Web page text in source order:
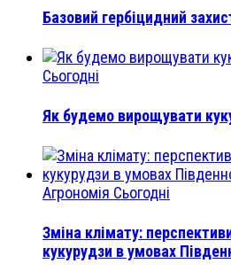
Базовий гербіцидний
Сьогодні
Як будемо вирощувати
Агрономія Сьогодні
Зміна клімату:
кукурудзи в умовах